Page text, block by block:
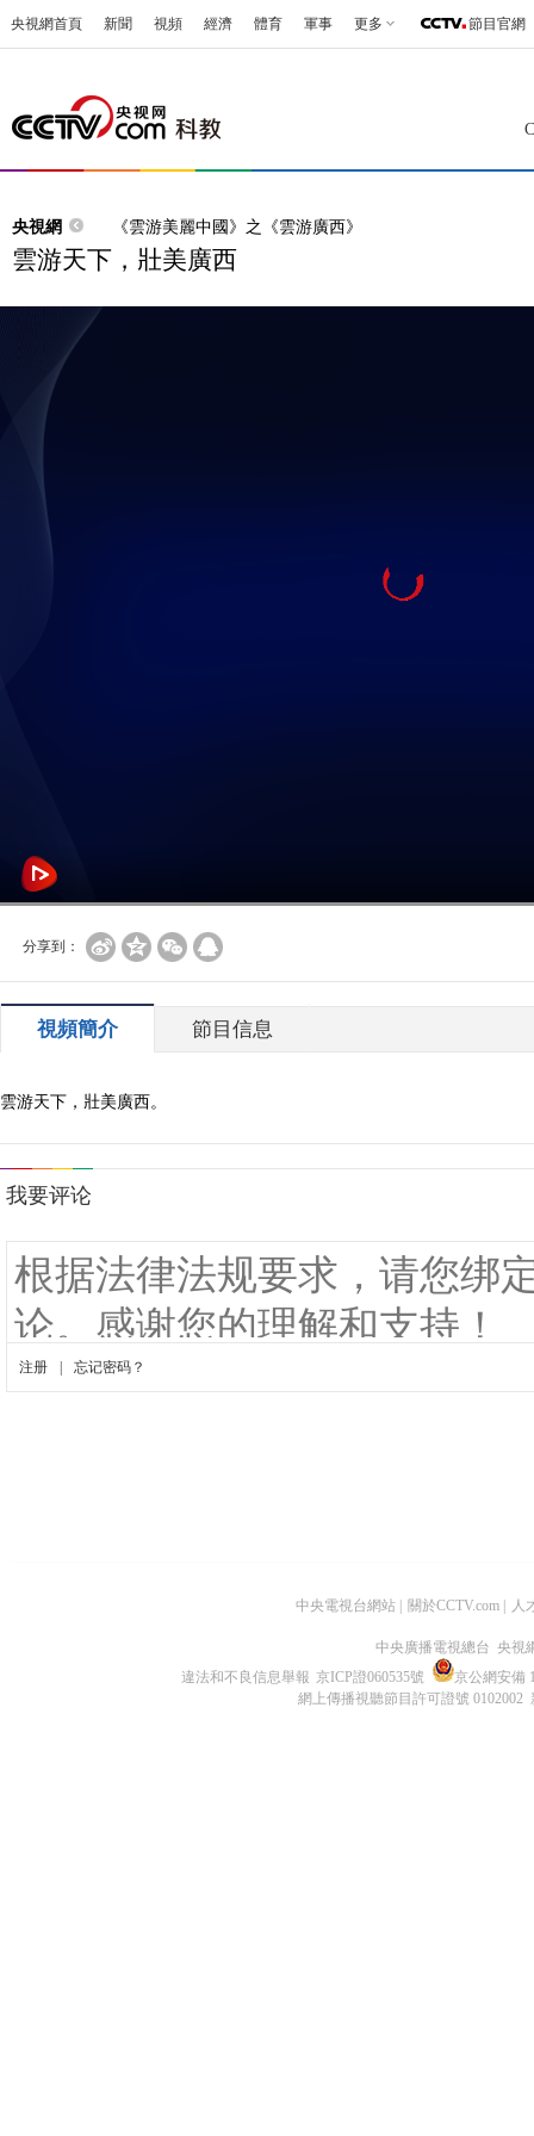
央視網首頁 新聞 視頻 經濟 體育 軍事 更多 節目官網
央視網 《雲游美麗中國》之《雲游廣西》
雲游天下，壯美廣西
分享到：
視頻簡介 節目信息
雲游天下，壯美廣西。
中央電視台網站 關於CCTV.com 人
中央廣播電視總台 央視
違法和不良信息舉報 京ICP證060535號
京公網安備
網上傳播視聽節目許可證號 0102002